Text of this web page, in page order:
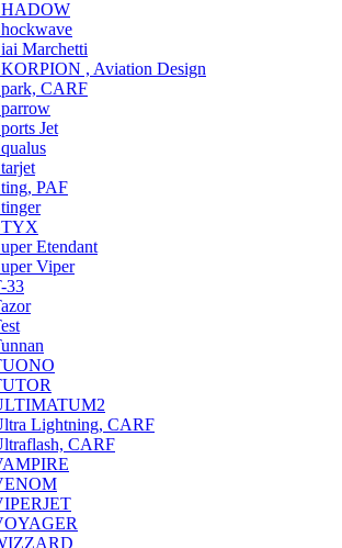
Marchetti
, Aviation Design
CARF
Jet
PAF
Etendant
Viper
33
Lightning, CARF
CARF